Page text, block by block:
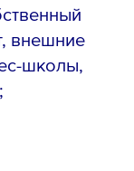
внешние
школы,